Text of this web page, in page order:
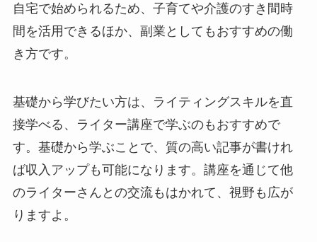
自宅で始められるため、子育てや介護のすき間時
間を活用できるほか、副業としてもおすすめの働
き方です。
基礎から学びたい方は、ライティングスキルを直
接学べる、ライター講座で学ぶのもおすすめで
す。基礎から学ぶことで、質の高い記事が書けれ
ば収入アップも可能になります。講座を通じて他
のライターさんとの交流もはかれて、視野も広が
りますよ。